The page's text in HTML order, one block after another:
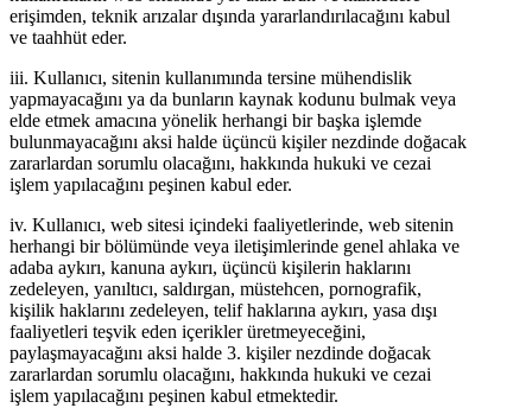
erişimden, teknik arızalar dışında yararlandırılacağını kabul
ve taahhüt eder.
iii. Kullanıcı, sitenin kullanımında tersine mühendislik
yapmayacağını ya da bunların kaynak kodunu bulmak veya
elde etmek amacına yönelik herhangi bir başka işlemde
bulunmayacağını aksi halde üçüncü kişiler nezdinde doğacak
zararlardan sorumlu olacağını, hakkında hukuki ve cezai
işlem yapılacağını peşinen kabul eder.
iv. Kullanıcı, web sitesi içindeki faaliyetlerinde, web sitenin
herhangi bir bölümünde veya iletişimlerinde genel ahlaka ve
adaba aykırı, kanuna aykırı, üçüncü kişilerin haklarını
zedeleyen, yanıltıcı, saldırgan, müstehcen, pornografik,
kişilik haklarını zedeleyen, telif haklarına aykırı, yasa dışı
faaliyetleri teşvik eden içerikler üretmeyeceğini,
paylaşmayacağını aksi halde 3. kişiler nezdinde doğacak
zararlardan sorumlu olacağını, hakkında hukuki ve cezai
işlem yapılacağını peşinen kabul etmektedir.